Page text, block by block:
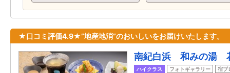
★口コミ評価4.9★”地産地消”のおいしいをお届けいたします。
南紀白浜 和みの湯
ハイクラス フォトギャラリー 宿ブ